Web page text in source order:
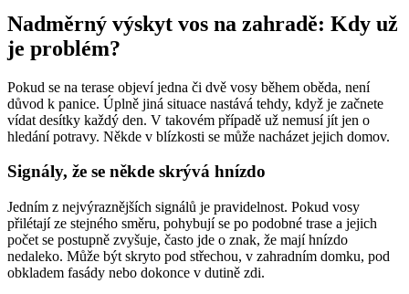
Nadměrný výskyt vos na zahradě: Kdy už
je problém?
Pokud se na terase objeví jedna či dvě vosy během oběda, není
důvod k panice. Úplně jiná situace nastává tehdy, když je začnete
vídat desítky každý den. V takovém případě už nemusí jít jen o
hledání potravy. Někde v blízkosti se může nacházet jejich domov.
Signály, že se někde skrývá hnízdo
Jedním z nejvýraznějších signálů je pravidelnost. Pokud vosy
přilétají ze stejného směru, pohybují se po podobné trase a jejich
počet se postupně zvyšuje, často jde o znak, že mají hnízdo
nedaleko. Může být skryto pod střechou, v zahradním domku, pod
obkladem fasády nebo dokonce v dutině zdi.